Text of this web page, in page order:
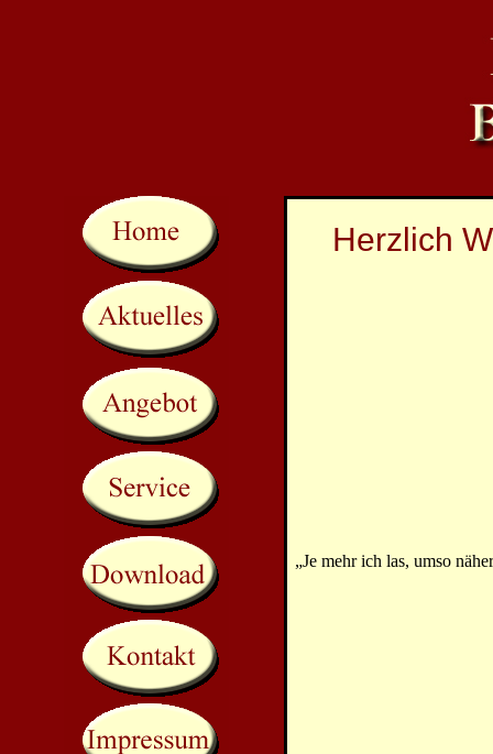
Herzlich
„Je mehr ich las, umso